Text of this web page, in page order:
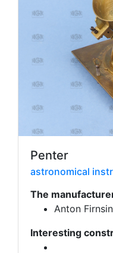
Penter
astronomical
The
Anton Firnsin
Interesting